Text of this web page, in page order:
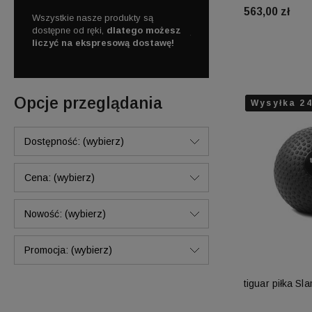
Wszystkie nasze produkty są
dostępne od ręki, dlatego możesz
liczyć na ekspresową dostawę!
Skorzystaj z darmowej
Opcje przeglądania
Dostępność: (wybierz)
Cena: (wybierz)
Nowość: (wybierz)
Promocja: (wybierz)
563,00 zł
Wysyłka
Wysyłka
Wysyłka
tiguar piłka